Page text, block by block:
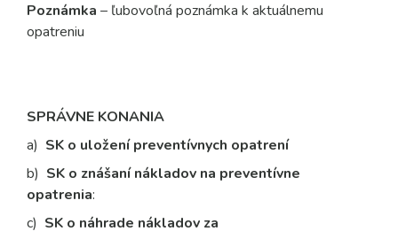
Poznámka – ľubovoľná poznámka k aktuálnemu
opatreniu
SPRÁVNE KONANIA
a) SK o uložení preventívnych opatrení
b) SK o znášaní nákladov na preventívne
opatrenia:
c) SK o náhrade nákladov za